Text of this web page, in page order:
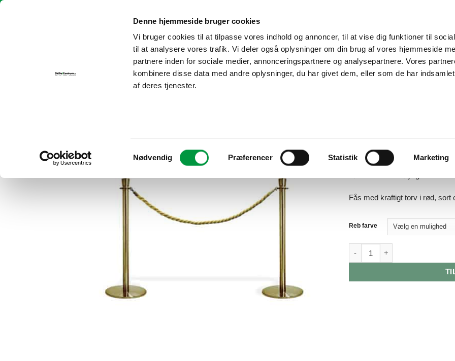
Denne hjemmeside bruger cookies
Vi bruger cookies til at tilpasse vores indhold og annoncer, til at vise dig funktioner til
til at analysere vores trafik. Vi deler også oplysninger om din brug af vores hjemmeside
partnere inden for sociale medier, annonceringspartnere og analysepartnere. Vores
kombinere disse data med andre oplysninger, du har givet dem, eller som de har
af deres tjenester.
Samtykkevalg
Nødvendig Præferencer Statistik Marketing
Fortsæt
FORSIDE PRODUKTER OM OS KONTAKT
Model 1024 –
kr. 1.998,00
Fås med kraftigt torv i rød, sort
Reb farve